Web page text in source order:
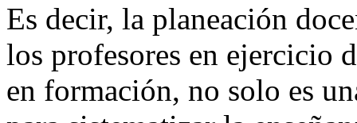
Es decir, la planeación
los profesores en ejercicio
en formación, no solo es